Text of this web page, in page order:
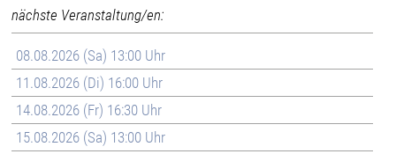
nächste Veranstaltung/en:
08.08.2026 (Sa) 13:00 Uhr
11.08.2026 (Di) 16:00 Uhr
14.08.2026 (Fr) 16:30 Uhr
15.08.2026 (Sa) 13:00 Uhr